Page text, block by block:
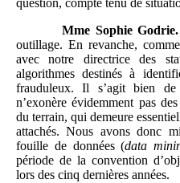
question, compte tenu de
Mme Sophie Godrie.
outillage. En revanche,
avec notre directrice des
algorithmes destinés à
frauduleux. Il s’agit bien
n’exonère évidemment pas
du terrain, qui demeure
attachés. Nous avons donc
fouille de données (data
période de la convention
lors des cinq dernières années.